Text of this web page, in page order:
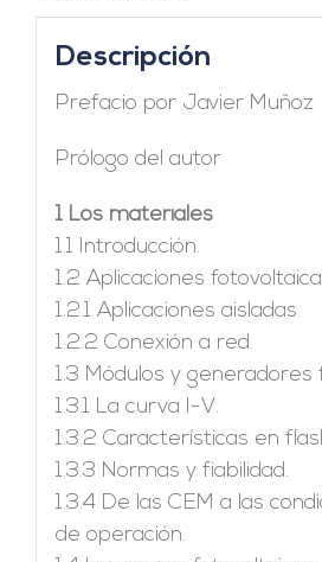
Descripción
Prefacio por Javier Muñoz
Prólogo del autor
1 Los materiales
1.1 Introducción.
1.2 Aplicaciones
1.2.1 Aplicaciones aisladas.
1.2.2 Conexión a red.
1.3 Módulos y generadores
1.3.1 La curva I-V.
1.3.2 Características en
1.3.3 Normas y fiabilidad.
1.3.4 De las CEM a las
de operación.